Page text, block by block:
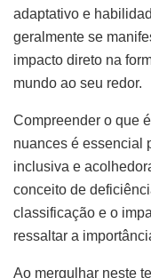
adaptativo e
geralmente se
impacto direto na
mundo ao seu redor.
Compreender o que
nuances é essencial
inclusiva e
conceito de
classificação e o
ressaltar a
Ao mergulhar neste